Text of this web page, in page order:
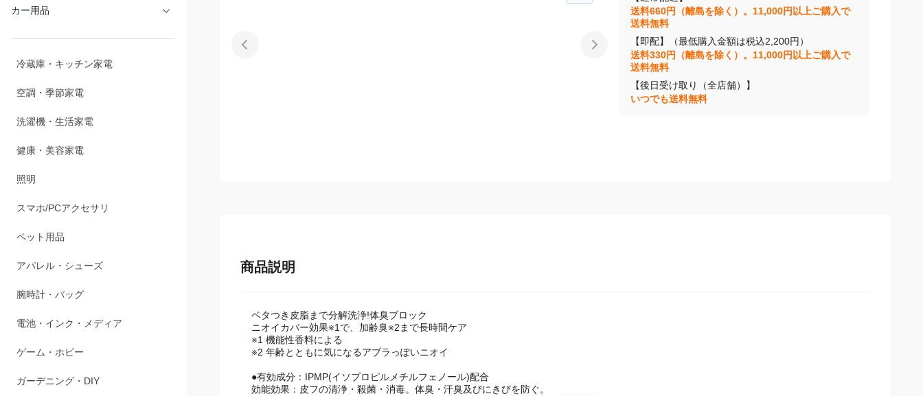
カー用品
冷蔵庫・キッチン家電
空調・季節家電
洗濯機・生活家電
健康・美容家電
照明
スマホ/PCアクセサリ
送料660円（離島を除く）。11,000円以上ご購入で
送料無料
【即配】（最低購入金額は税込2,200円）
送料330円（離島を除く）。11,000円以上ご購入で
送料無料
【後日受け取り（全店舗）】
ベタつき皮脂まで分解洗浄!体臭ブロック
ニオイカバー効果※1で、加齢臭※2まで長時間ケア
※1 機能性香料による
●有効成分：IPMP(イソプロピルメチルフェノール)配合